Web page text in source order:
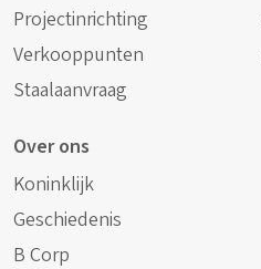
Projectinrichting
Verkooppunten
Staalaanvraag
Over ons
Koninklijk
Geschiedenis
B Corp